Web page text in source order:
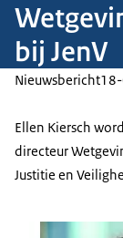
bij JenV
Nieuwsbericht
Ellen Kiersch
directeur
Justitie en